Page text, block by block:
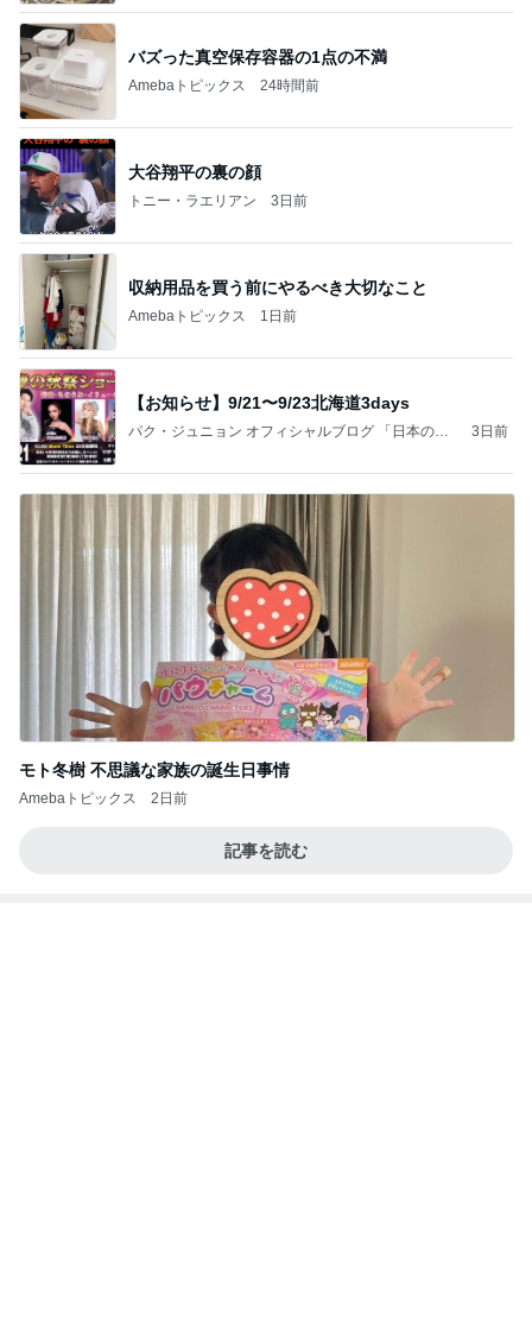
ガザル
バズった真空保存容器の1点の不満
Amebaトピックス 24時間前
大谷翔平の裏の顔
トニー・ラエリアン 3日前
収納用品を買う前にやるべき大切なこと
Amebaトピックス 1日前
【お知らせ】9/21〜9/23北海道3days
パク・ジュニョン オフィシャルブログ 「日本の
3日前
モト冬樹 不思議な家族の誕生日事情
Amebaトピックス 2日前
記事を読む